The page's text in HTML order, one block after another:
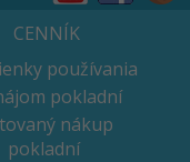
CENNÍK
používania
pokladní
nákup
pokladní